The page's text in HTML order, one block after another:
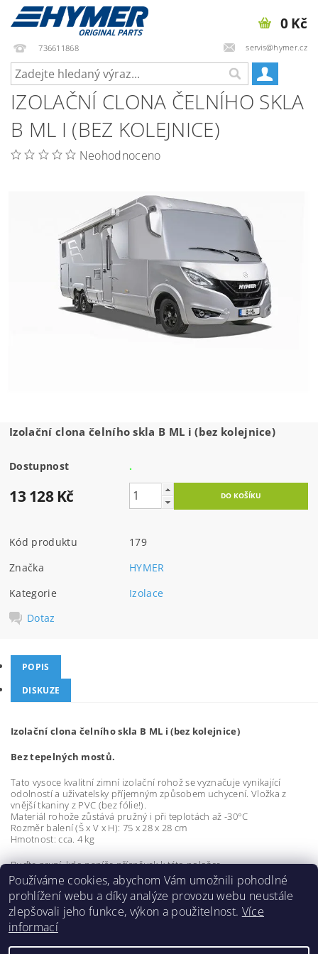
736611868 servis@hymer.cz
0 Kč
IZOLAČNÍ CLONA ČELNÍHO SKLA
B ML I (BEZ KOLEJNICE)
Neohodnoceno
Izolační clona čelního skla B ML i (bez kolejnice)
Dostupnost .
13 128 Kč
Kód produktu
179
Značka
HYMER
Kategorie
Izolace
Dotaz
POPIS
DISKUZE
Izolační clona čelního skla B ML i (bez kolejnice)
Bez tepelných mostů.
Tato vysoce kvalitní zimní izolační rohož se vyznačuje vynikající
odolností a uživatelsky příjemným způsobem uchycení. Vložka z
vnější tkaniny z PVC (bez fólie!).
Materiál rohože zůstává pružný i při teplotách až -30°C
Rozměr balení (Š x V x H): 75 x 28 x 28 cm
Hmotnost: cca. 4 kg
Buďte první, kdo napíše příspěvek k této položce.
Přidat komentář
Používáme cookies, abychom Vám umožnili pohodlné
prohlížení webu a díky analýze provozu webu neustále
zlepšovali jeho funkce, výkon a použitelnost. Více
informací